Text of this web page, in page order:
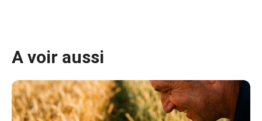
A voir aussi